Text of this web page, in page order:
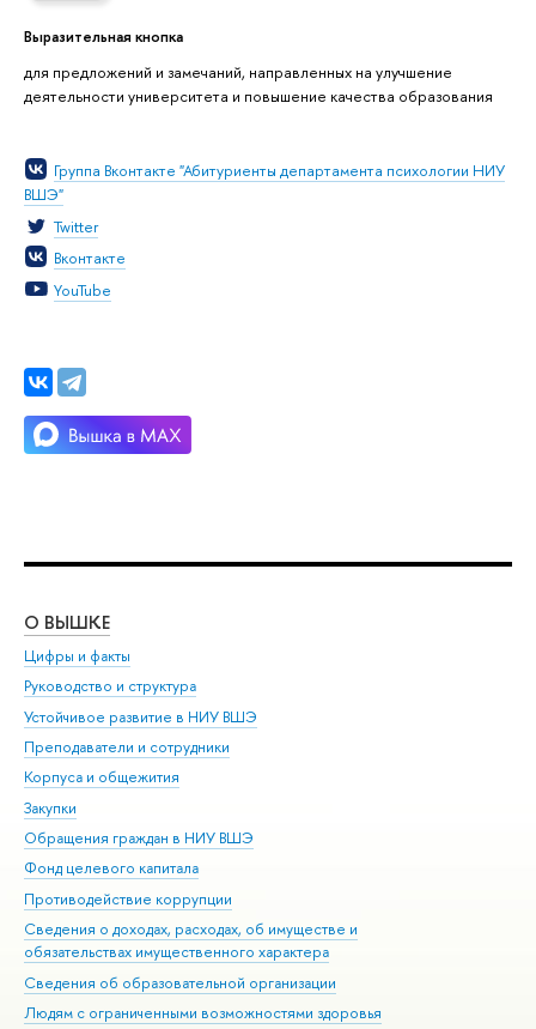
Выразительная кнопка
для предложений и замечаний, направленных на улучшение
деятельности университета и повышение качества образования
Группа Вконтакте "Абитуриенты департамента психологии НИУ
ВШЭ"
Twitter
Вконтакте
YouTube
О ВЫШКЕ
Цифры и факты
Руководство и структура
Устойчивое развитие в НИУ ВШЭ
Преподаватели и сотрудники
Корпуса и общежития
Закупки
Обращения граждан в НИУ ВШЭ
Фонд целевого капитала
Противодействие коррупции
Сведения о доходах, расходах, об имуществе и
обязательствах имущественного характера
Сведения об образовательной организации
Людям с ограниченными возможностями здоровья